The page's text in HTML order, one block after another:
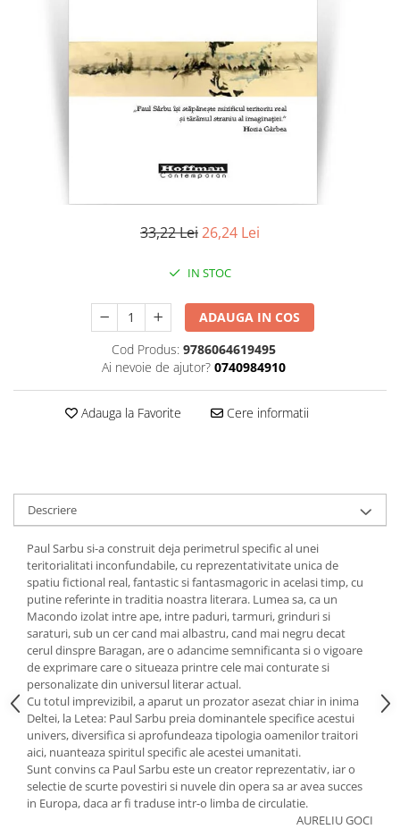
Contemporana
Sociologie si filozofie
33,22 Lei26,24 Lei
IN STOC
ADAUGA IN COS
Cod Produs: 9786064619495
Ai nevoie de ajutor? 0740984910
Adauga la Favorite Cere informatii
Descriere
Paul Sarbu si-a construit deja perimetrul specific al unei
teritorialitati inconfundabile, cu reprezentativitate unica de
spatiu fictional real, fantastic si fantasmagoric in acelasi timp, cu
putine referinte in traditia noastra literara. Lumea sa, ca un
Macondo izolat intre ape, intre paduri, tarmuri, grinduri si
saraturi, sub un cer cand mai albastru, cand mai negru decat
cerul dinspre Baragan, are o adancime semnificanta si o vigoare
de exprimare care o situeaza printre cele mai conturate si
personalizate din universul literar actual.
Cu totul imprevizibil, a aparut un prozator asezat chiar in inima
Deltei, la Letea: Paul Sarbu preia dominantele specifice acestui
univers, diversifica si aprofundeaza tipologia oamenilor traitori
aici, nuanteaza spiritul specific ale acestei umanitati.
Sunt convins ca Paul Sarbu este un creator reprezentativ, iar o
selectie de scurte povestiri si nuvele din opera sa ar avea succes
in Europa, daca ar fi traduse intr-o limba de circulatie.
AURELIU GOCI